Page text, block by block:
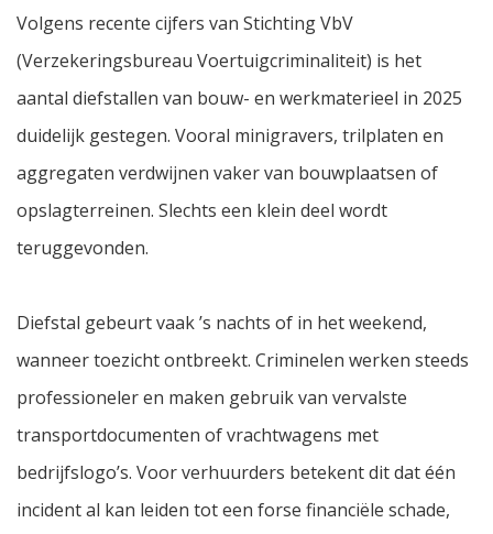
Volgens recente cijfers van Stichting VbV
(Verzekeringsbureau Voertuigcriminaliteit) is het
aantal diefstallen van bouw- en werkmaterieel in 2025
duidelijk gestegen. Vooral minigravers, trilplaten en
aggregaten verdwijnen vaker van bouwplaatsen of
opslagterreinen. Slechts een klein deel wordt
teruggevonden.
Diefstal gebeurt vaak ’s nachts of in het weekend,
wanneer toezicht ontbreekt. Criminelen werken steeds
professioneler en maken gebruik van vervalste
transportdocumenten of vrachtwagens met
bedrijfslogo’s. Voor verhuurders betekent dit dat één
incident al kan leiden tot een forse financiële schade,